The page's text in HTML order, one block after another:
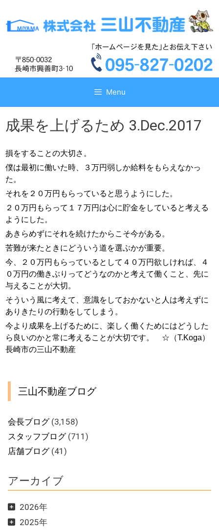
テ
ス
テ
ス
Menu
成果を上げるため 3.Dec.2017
損をすることの大切さ。
僕は最初に働いた時、３万円弱しか給料をもらえなかっ
た。
それを２０万円もらっていると思うようにした。
２０万円もらって１７万円は心に貯金をしていると考える
ようにした。
あきらめずにそれを続けたからこそ今がある。
苦難が来たときにどういう道を選ぶかが重要。
今、２０万円もらっているとして４０万円欲しければ、４
０万円の働きぶりってどうなのかと考えて働くこと、先に
与えることが大切。
そういう風に考えて、意識をしておかないと人は考えずに
ありきたりの行動をしてしまう。
今より成果を上げるために、楽しく働くためにはどうした
ら良いのかと常に考えることが大切です。 ☆（T.Koga）
長崎市の三山不動産
三山不動産ブログ
会長ブログ(3,158)
スタッフブログ(711)
店舗ブログ(41)
アーカイブ
2026年
2025年